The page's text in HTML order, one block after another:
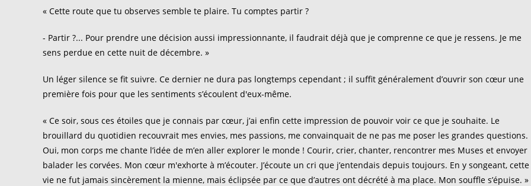
« Cette route que tu observes semble te plaire. Tu comptes partir ?
- Partir ?... Pour prendre une décision aussi impressionnante, il faudrait déjà que je comprenne ce que je ressens. Je me
sens perdue en cette nuit de décembre. »
Un léger silence se fit suivre. Ce dernier ne dura pas longtemps cependant ; il suffit généralement d’ouvrir son cœur une
première fois pour que les sentiments s’écoulent d'eux-même.
« Ce soir, sous ces étoiles que je connais par cœur, j’ai enfin cette impression de pouvoir voir ce que je souhaite. Le
brouillard du quotidien recouvrait mes envies, mes passions, me convainquait de ne pas me poser les grandes questions.
Oui, mon corps me chante l’idée de m’en aller explorer le monde ! Courir, crier, chanter, rencontrer mes Muses et envoyer
balader les corvées. Mon cœur m'exhorte à m’écouter. J’écoute un cri que j’entendais depuis toujours. En y songeant, cette
vie ne fut jamais sincèrement la mienne, mais éclipsée par ce que d’autres ont décrété à ma place. Mon souffle s’épuise. »